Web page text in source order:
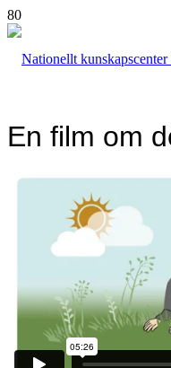
En film om